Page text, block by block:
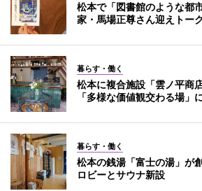
松本で「図書館のような
家・馬場正尊さん迎えトーク
暮らす・働く
松本に複合施設「雲ノ平商
「多様な価値観交わる場」
暮らす・働く
松本の銭湯「富士の湯」が
ロビーとサウナ新設